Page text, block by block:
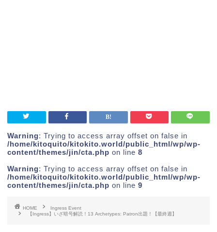
Warning: Trying to access array offset on false in
/home/kitoquito/kitokito.world/public_html/wp/wp-
content/themes/jin/cta.php on line 8
Warning: Trying to access array offset on false in
/home/kitoquito/kitokito.world/public_html/wp/wp-
content/themes/jin/cta.php on line 9
HOME
Ingress Event
【Ingress】いざ暗号解読！13 Archetypes: Patron出題！【最終週】